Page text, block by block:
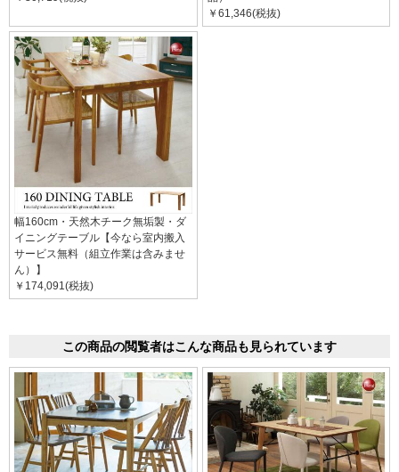
￥61,346(税抜)
幅160cm・天然木チーク無垢製・ダ
イニングテーブル【今なら室内搬入
サービス無料（組立作業は含みませ
ん）】
￥174,091(税抜)
この商品の閲覧者はこんな商品も見られています